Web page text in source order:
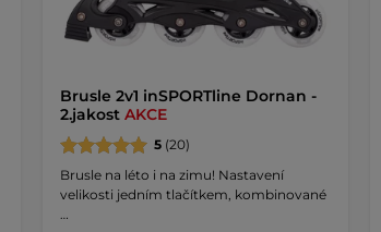
Brusle 2v1 inSPORTline Dornan -
2.jakost AKCE
5(20)
Brusle na léto i na zimu! Nastavení
velikosti jedním tlačítkem, kombinované